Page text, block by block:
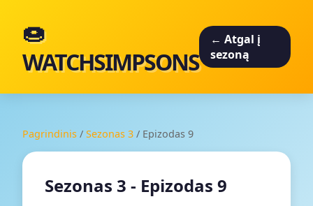
🍩
WATCHSIMPSONS
← Atgal į
sezoną
Pagrindinis / Sezonas 3 / Epizodas 9
Sezonas 3 - Epizodas 9